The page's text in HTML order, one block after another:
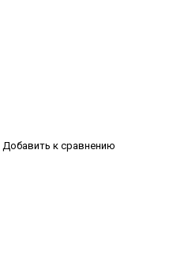
Добавить к сравнению